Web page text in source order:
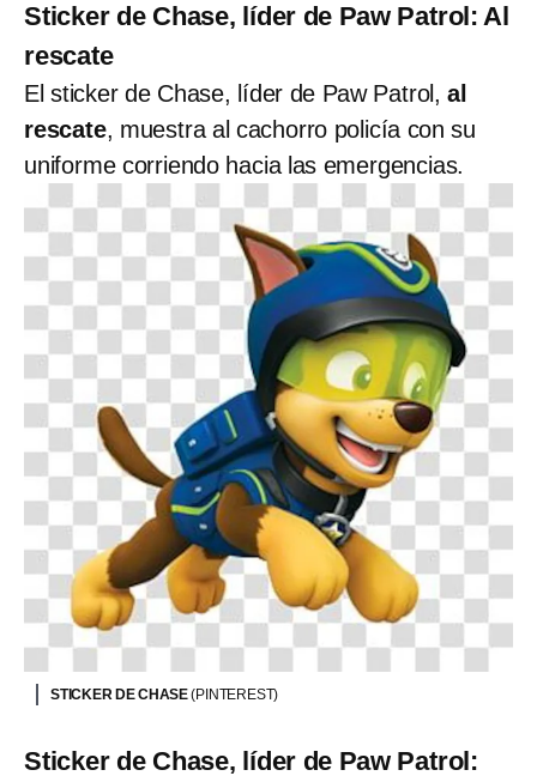
Sticker de Chase, líder de Paw Patrol: Al
rescate
El sticker de Chase, líder de Paw Patrol,al
rescate, muestra al cachorro policía con su
uniforme corriendo hacia las emergencias.
STICKER DE CHASE(PINTEREST)
Sticker de Chase, líder de Paw Patrol: